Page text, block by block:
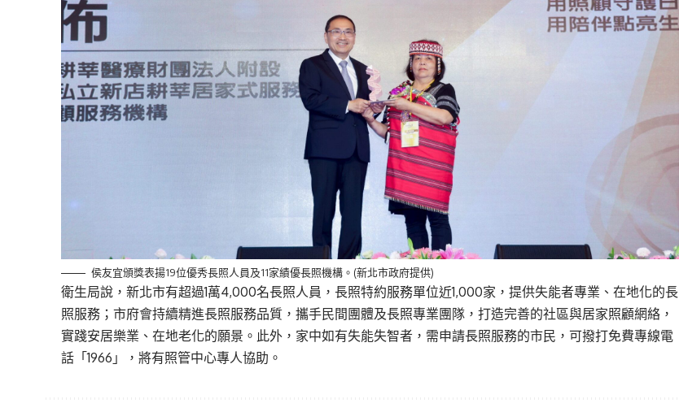
侯友宜頒獎表揚19位優秀長照人員及11家績優長照機構。(新北市政府提供)
衛生局說，新北市有超過1萬4,000名長照人員，長照特約服務單位近1,000家，提供失能者專業、在地化的長
照服務；市府會持續精進長照服務品質，攜手民間團體及長照專業團隊，打造完善的社區與居家照顧網絡，
實踐安居樂業、在地老化的願景。此外，家中如有失能失智者，需申請長照服務的市民，可撥打免費專線電
話「1966」，將有照管中心專人協助。